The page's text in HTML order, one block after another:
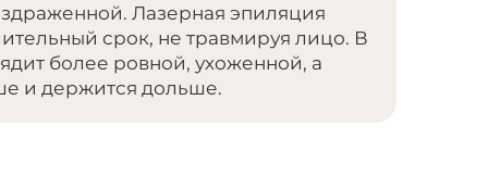
Лазерная эпиляция
срок, не травмируя лицо. В
более ровной, ухоженной, а
и держится дольше.